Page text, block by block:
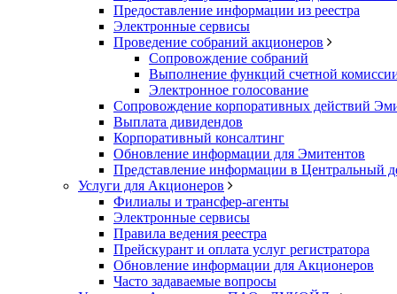
Предоставление информации из реестра
Электронные сервисы
Проведение собраний акционеров
Сопровождение собраний
Выполнение функций счетной
Электронное голосование
Сопровождение корпоративных действий
Выплата дивидендов
Корпоративный консалтинг
Обновление информации для Эмитентов
Представление информации в Центральный
Услуги для Акционеров
Филиалы и трансфер-агенты
Электронные сервисы
Правила ведения реестра
Прейскурант и оплата услуг регистратора
Обновление информации для Акционеров
Часто задаваемые вопросы